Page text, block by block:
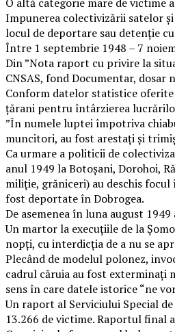
Impunerea colectivizării satelor
locul de deportare sau detenție
Între 1 septembrie 1948 – 7
Din ”Nota raport cu privire la
CNSAS, fond Documentar, dosar
Conform datelor statistice
țărani pentru întârzierea
”În numele luptei împotriva
muncitori, au fost arestați și
Ca urmare a politicii de
anul 1949 la Botoșani, Dorohoi,
miliție, grăniceri) au deschis
fost deportate în Dobrogea.
De asemenea în luna august
Un martor la execuțiile de la
nopți, cu interdicția de a nu se
Plecând de modelul polonez,
cadrul căruia au fost exterminați
sens în care datele istorice “ne
Un raport al Serviciului Special
13.266 de victime. Raportul final